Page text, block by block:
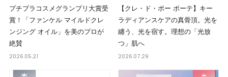
プチプラコスメグランプリ大賞受
賞！「ファンケル マイルドクレ
ンジング オイル」を美のプロが
絶賛
2026.05.21
【クレ・ド・ポー ボーテ】キー
ラディアンスケアの真骨頂。光を
纏う、光を宿す。理想の「光放
つ」肌へ
2026.07.29